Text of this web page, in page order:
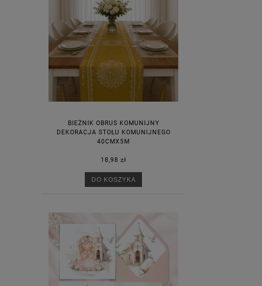
BIEŻNIK OBRUS KOMUNIJNY
DEKORACJA STOŁU KOMUNIJNEGO
40CMX5M
18,98 zł
DO KOSZYKA